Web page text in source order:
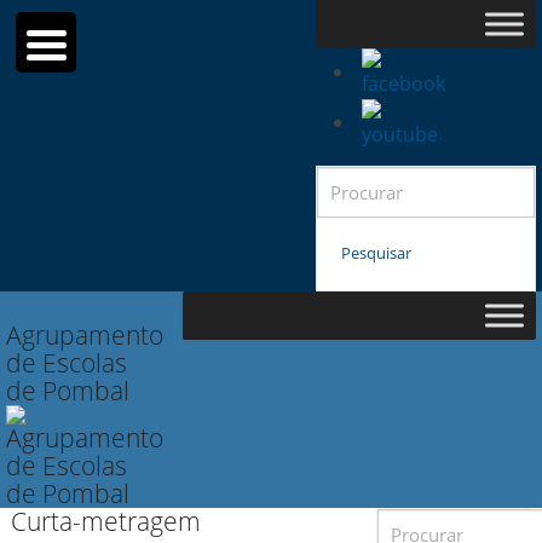
Search
for:
Pesquisar
Agrupamento
de Escolas
de Pombal
Curta-metragem
Search